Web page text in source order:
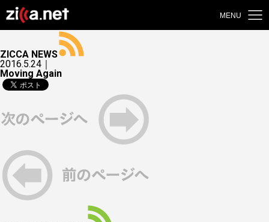
MENU
ZICCA NEWS
2016.5.24｜
Moving Again